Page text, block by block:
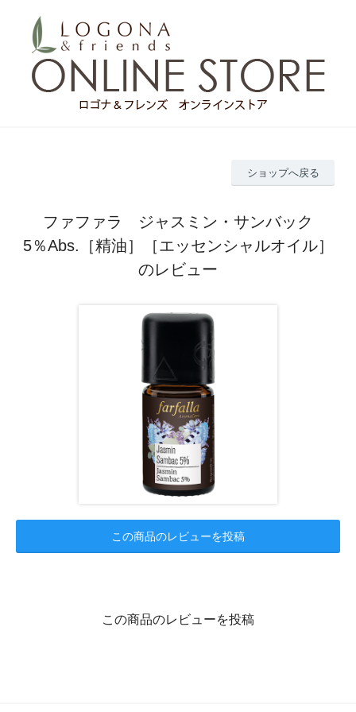
ショップへ戻る
ファファラ ジャスミン・サンバック
5％Abs.［精油］［エッセンシャルオイル］
のレビュー
この商品のレビューを投稿
この商品のレビューを投稿